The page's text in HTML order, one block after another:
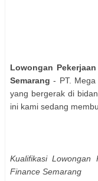
Lowongan
Semarang - PT.
yang bergerak di
ini kami sedang
KualifikasiLowongan
Finance Semarang